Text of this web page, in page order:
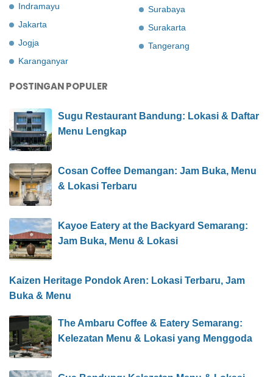
Indramayu
Jakarta
Jogja
Karanganyar
Surabaya
Surakarta
Tangerang
POSTINGAN POPULER
Sugu Restaurant Bandung: Lokasi & Daftar
Menu Lengkap
Cosan Coffee Demangan: Jam Buka, Menu
& Lokasi Terbaru
Kayoe Eatery at the Backyard Semarang:
Jam Buka, Menu & Lokasi
Kaizen Heritage Pondok Aren: Lokasi Terbaru, Jam
Buka & Menu
The Ambaru Coffee & Eatery Semarang:
Kelezatan Menu & Lokasi yang Menggoda